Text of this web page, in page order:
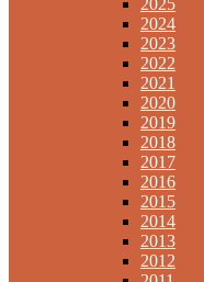
2025
2024
2023
2022
2021
2020
2019
2018
2017
2016
2015
2014
2013
2012